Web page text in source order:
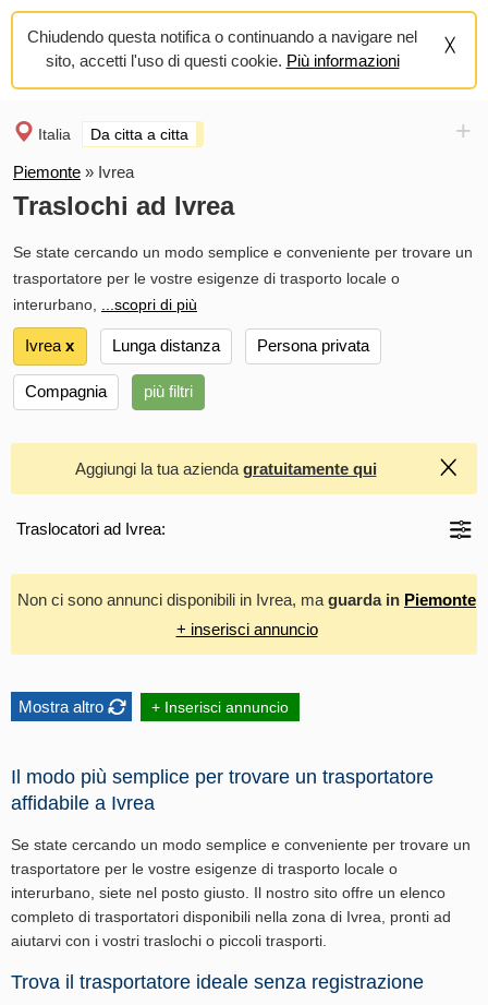
Chiudendo questa notifica o continuando a navigare nel
sito, accetti l'uso di questi cookie. Più informazioni
Italia Da citta a citta +
Piemonte » Ivrea
Traslochi ad Ivrea
Se state cercando un modo semplice e conveniente per trovare un
trasportatore per le vostre esigenze di trasporto locale o
interurbano,
...scopri di più
Ivrea х Lunga distanza Persona privata
Compagnia più filtri
Aggiungi la tua azienda gratuitamente qui
Traslocatori ad Ivrea:
Non ci sono annunci disponibili in Ivrea, ma guarda in Piemonte
+ inserisci annuncio
Mostra altro + Inserisci annuncio
Il modo più semplice per trovare un trasportatore
affidabile a Ivrea
Se state cercando un modo semplice e conveniente per trovare un
trasportatore per le vostre esigenze di trasporto locale o
interurbano, siete nel posto giusto. Il nostro sito offre un elenco
completo di trasportatori disponibili nella zona di Ivrea, pronti ad
aiutarvi con i vostri traslochi o piccoli trasporti.
Trova il trasportatore ideale senza registrazione